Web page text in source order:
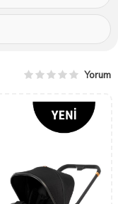
Yorum